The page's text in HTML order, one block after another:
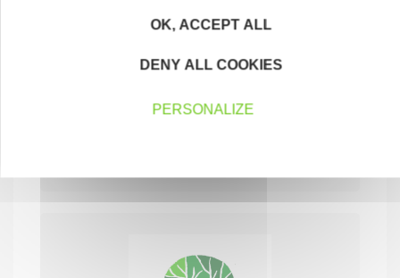
des entreprises
OK, ACCEPT ALL
DENY ALL COOKIES
PERSONALIZE